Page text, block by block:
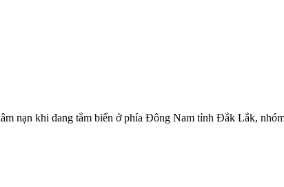
nạn khi đang tắm biển ở phía Đông Nam tỉnh Đắk Lắk,